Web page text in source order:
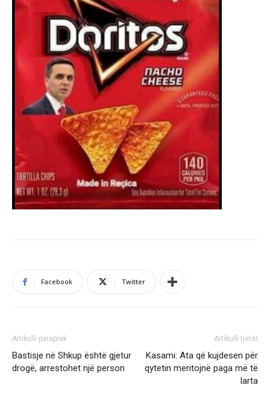
Facebook Twitter
Artikulli paraprak
Bastisje në Shkup është gjetur
drogë, arrestohet një person
Artikulli tjetër
Kasami: Ata që kujdesen për
qytetin meritojnë paga më të
larta